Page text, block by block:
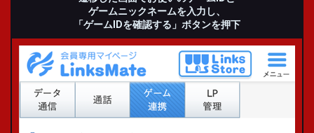
ゲームニックネームを入力し、
「ゲームIDを確認する」 ボタンを押下